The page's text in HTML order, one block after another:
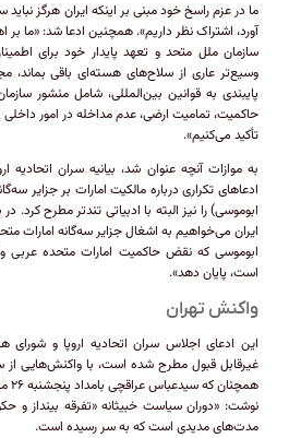
ما در عزم راسخ خود مبنی بر اینکه ایران هرگز
سازمان ملل متحد و تعهد پایدار خود برای
وسیع‌تر عاری از سلاح‌های هسته‌ای باقی بماند،
پایبندی به قوانین بین‌المللی، شامل منشور
حاکمیت، تمامیت ارضی، عدم مداخله در امور داخلی
تأکید می‌کنیم».
به موازات آنچه عنوان شد، بیانیه سران
ادعا‌های تکراری درباره مالکیت امارات بر جزایر
ابوموسی) را نیز البته با ادبیاتی تندتر مطرح کرد.
ایران می‌خواهیم به اشغال جزایر سه‌گانه امارات
ابوموسی که نقض حاکمیت امارات متحده عربی
است، پایان دهد».
واکنش تهران
این ادعای اجلاس سران اتحادیه اروپا و شورای
غیرقابل قبول مطرح شده است، با واکنش‌هایی
نوشت: «دوران سیاست خبیثانه «تفرقه بینداز و
مدت‌های مدیدی است که به سر رسیده است.